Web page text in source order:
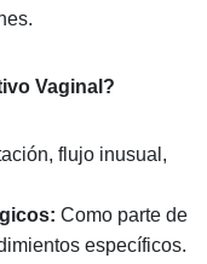
Vaginal?
flujo inusual,
Como parte de
específicos.